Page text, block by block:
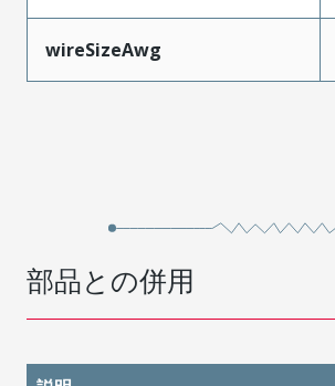
wireSizeAwg
部品との併用